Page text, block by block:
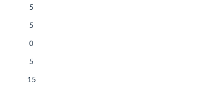
5
5
0
5
15